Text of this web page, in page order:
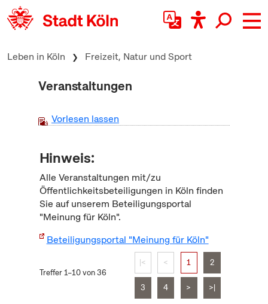
zum Inhalt springen
Leben in Köln Freizeit, Natur und Sport
Veranstaltungen
Vorlesen lassen
Hinweis:
Alle Veranstaltungen mit/zu
Öffentlichkeitsbeteiligungen in Köln finden
Sie auf unserem Beteiligungsportal
"Meinung für Köln".
Beteiligungsportal "Meinung für Köln"
Treffer 1–10 von 36
|< < 1 2
3 4 > >|